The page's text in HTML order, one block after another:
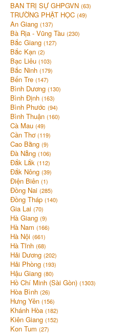
BAN TRỊ SỰ GHPGVN (63)
TRƯỜNG PHẬT HỌC (49)
An Giang (137)
Bà Rịa - Vũng Tàu (230)
Bắc Giang (127)
Bắc Kạn (2)
Bạc Liêu (103)
Bắc Ninh (179)
Bến Tre (147)
Bình Dương (130)
Bình Định (163)
Bình Phước (94)
Bình Thuận (160)
Cà Mau (49)
Cần Thơ(119)
Cao Bằng (9)
Đà Nẵng (106)
Đắk Lắk (112)
Đắk Nông (39)
Điện Biên (1)
Đồng Nai (285)
Đồng Tháp (140)
Gia Lai (70)
Hà Giang (9)
Hà Nam (166)
Hà Nội (661)
Hà Tĩnh (68)
Hải Dương (202)
Hải Phòng (193)
Hậu Giang (80)
Hồ Chí Minh (Sài Gòn) (1303)
Hòa Bình (26)
Hưng Yên (156)
Khánh Hòa (182)
Kiên Giang (152)
Kon Tum (27)